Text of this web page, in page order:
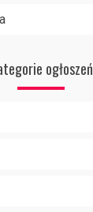
ogłoszeń